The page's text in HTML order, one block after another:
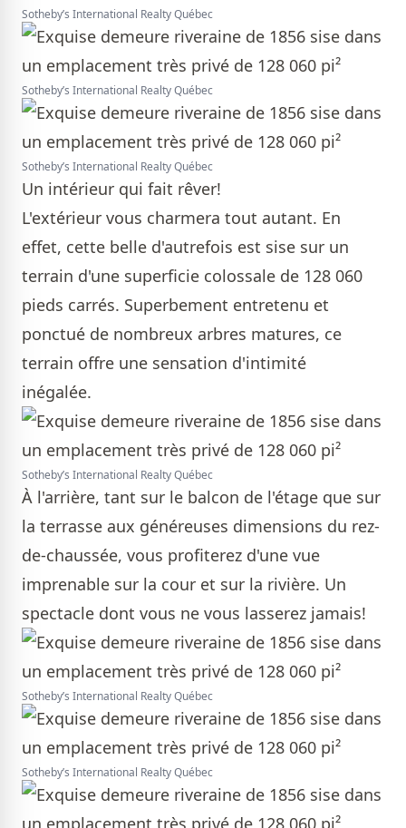
Sotheby’s International Realty Québec
Sotheby’s International Realty Québec
Sotheby’s International Realty Québec
Un intérieur qui fait rêver!
L'extérieur vous charmera tout autant. En
effet, cette belle d'autrefois est sise sur un
terrain d'une superficie colossale de 128 060
pieds carrés. Superbement entretenu et
ponctué de nombreux arbres matures, ce
terrain offre une sensation d'intimité
inégalée.
Sotheby’s International Realty Québec
À l'arrière, tant sur le balcon de l'étage que sur
la terrasse aux généreuses dimensions du rez-
de-chaussée, vous profiterez d'une vue
imprenable sur la cour et sur la rivière. Un
spectacle dont vous ne vous lasserez jamais!
Sotheby’s International Realty Québec
Sotheby’s International Realty Québec